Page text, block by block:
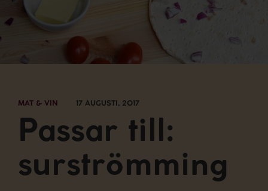
MAT & VIN 17 AUGUSTI, 2017
Passar till:
surströmming